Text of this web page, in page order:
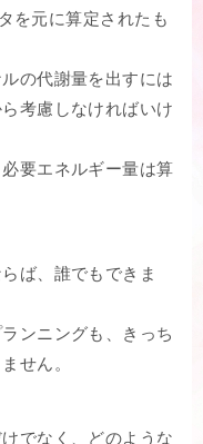
を元に算定されたも
の代謝量を出すには
考慮しなければいけ
要エネルギー量は算
ば、誰でもできま
ンニングも、きっち
せん。
でなく、どのような